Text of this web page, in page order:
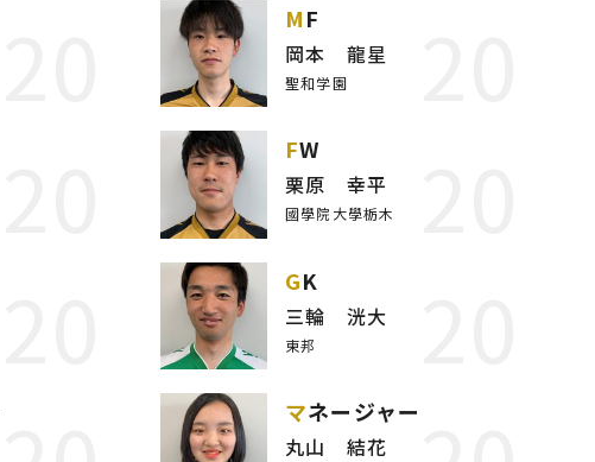
MF
岡本 龍星
聖和学園
FW
栗原 幸平
國學院大學栃木
GK
三輪 洸大
東邦
マネージャー
丸山 結花